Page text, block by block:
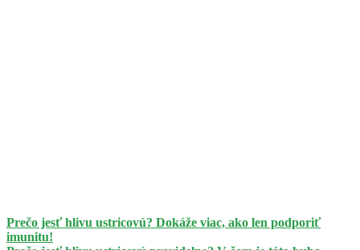
Prečo jesť hlivu ustricovú? Dokáže viac, ako len podporiť
imunitu!